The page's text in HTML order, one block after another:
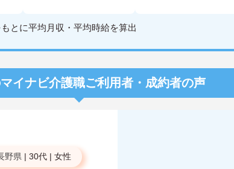
とに平均月収・平均時給を算出
イナビ介護職ご利用者・成約者の声
野県 | 30代 | 女性